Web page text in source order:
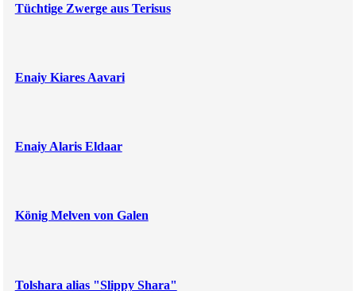
Tüchtige Zwerge aus Terisus
Enaiy Kiares Aavari
Enaiy Alaris Eldaar
König Melven von Galen
Tolshara alias "Slippy Shara"